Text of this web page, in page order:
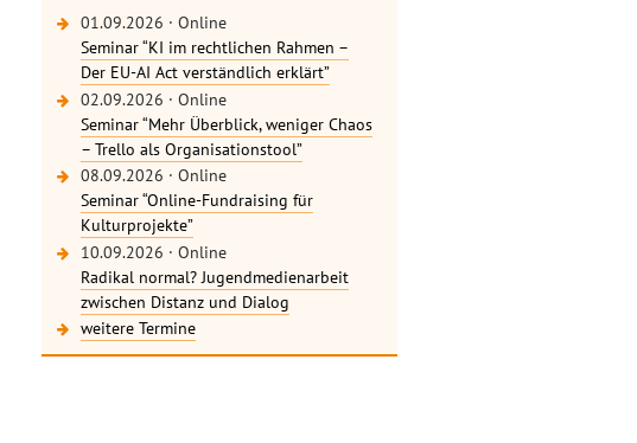
01.09.2026 · Online
Seminar “KI im rechtlichen Rahmen –
Der EU-AI Act verständlich erklärt”
02.09.2026 · Online
Seminar “Mehr Überblick, weniger Chaos
– Trello als Organisationstool”
08.09.2026 · Online
Seminar “Online-Fundraising für
Kulturprojekte”
10.09.2026 · Online
Radikal normal? Jugendmedienarbeit
zwischen Distanz und Dialog
weitere Termine